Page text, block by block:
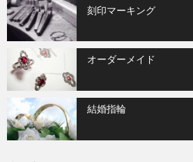
刻印マーキング
オーダーメイド
結婚指輪